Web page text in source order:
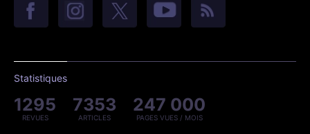
Statistiques
1295
REVUES
7353
ARTICLES
247 000
PAGES VUES / MOIS